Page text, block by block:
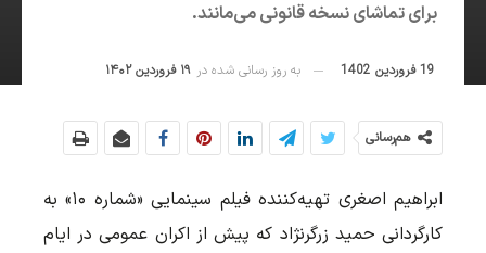
برای تماشای نسخه قانونی می‌مانند.
19 فروردین 1402 به روز رسانی شده در ۱۹ فروردین ۱۴۰۲
هم‌رسانی
ابراهیم اصغری تهیه‌کننده فیلم سینمایی «شماره ۱۰» به
کارگردانی حمید زرگرنژاد که پیش از اکران عمومی در ایام